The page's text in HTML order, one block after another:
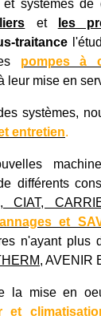
systèmes de
et les
traitance
pompes à
leur mise en
systèmes,
entretien.
différents
CIAT,
et
n'ayant plus
, AVENIR
la mise en
et